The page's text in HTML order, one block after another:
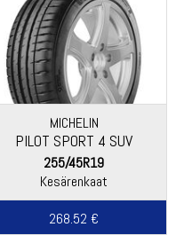
MICHELIN
PILOT SPORT 4 SUV
255/45R19
Kesärenkaat
268.52 €